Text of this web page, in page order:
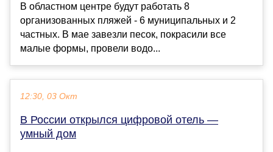
В областном центре будут работать 8
организованных пляжей - 6 муниципальных и 2
частных. В мае завезли песок, покрасили все
малые формы, провели водо...
12:30, 03 Окт
В России открылся цифровой отель —
умный дом